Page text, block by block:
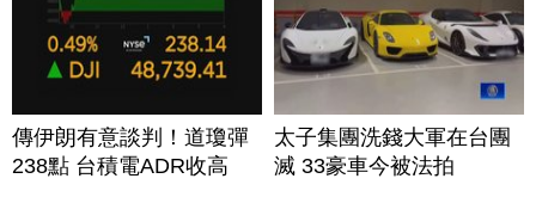
傳伊朗有意談判！道瓊彈
238點 台積電ADR收高
太子集團洗錢大軍在台團
滅 33豪車今被法拍